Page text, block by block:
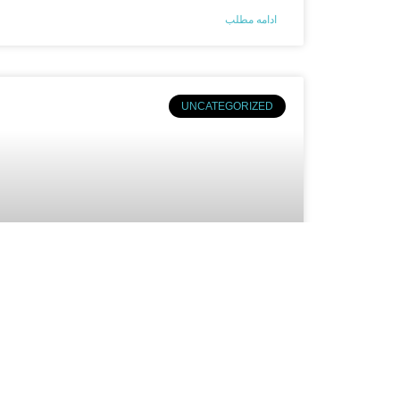
ادامه مطلب
UNCATEGORIZED